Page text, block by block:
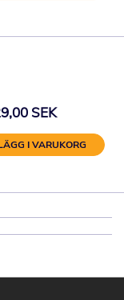
SEK
I VARUKORG